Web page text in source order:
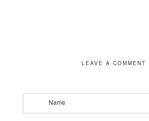
LEAVE A COMMENT
Name